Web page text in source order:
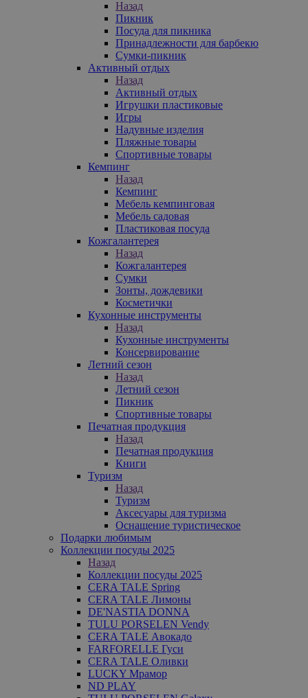
Назад
Пикник
Посуда для пикника
Принадлежности для барбекю
Сумки-пикник
Активный отдых
Назад
Активный отдых
Игрушки пластиковые
Игры
Надувные изделия
Пляжные товары
Спортивные товары
Кемпинг
Назад
Кемпинг
Мебель кемпинговая
Мебель садовая
Пластиковая посуда
Кожгалантерея
Назад
Кожгалантерея
Сумки
Зонты, дождевики
Косметички
Кухонные инструменты
Назад
Кухонные инструменты
Консервирование
Летний сезон
Назад
Летний сезон
Пикник
Спортивные товары
Печатная продукция
Назад
Печатная продукция
Книги
Туризм
Назад
Туризм
Аксесуары для туризма
Оснащение туристическое
Подарки любимым
Коллекции посуды 2025
Назад
Коллекции посуды 2025
CERA TALE Spring
CERA TALE Лимоны
DE'NASTIA DONNA
TULU PORSELEN Vendy
CERA TALE Авокадо
FARFORELLE Гуси
CERA TALE Оливки
LUCKY Мрамор
ND PLAY